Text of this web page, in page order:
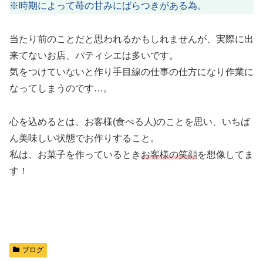
※時期によって苺の甘みにばらつきがある為。
当たり前のことだと思われるかもしれませんが、実際に出
来てないお店、パティシエは多いです。
気をつけていないと作り手目線の仕事の仕方になり作業に
なってしまうのです…。
心を込めるとは、お客様(食べる人)のことを思い、いちば
ん美味しい状態でお作りすること。
私は、お菓子を作っているときお客様の笑顔を想像してま
す！
ブログ